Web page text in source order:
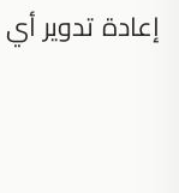
إعادة تدوير